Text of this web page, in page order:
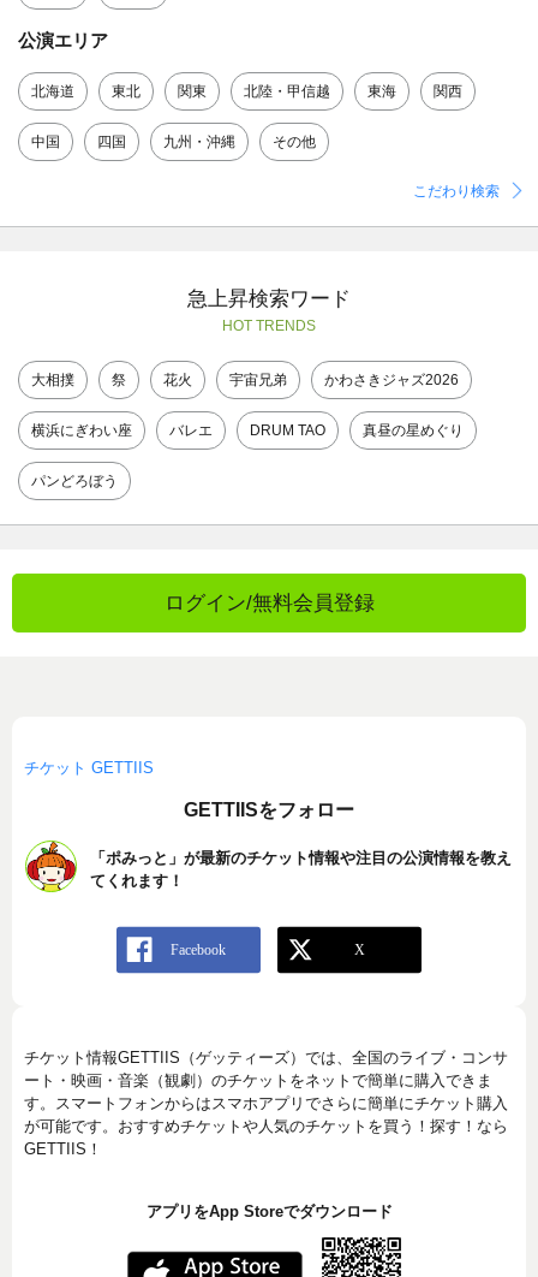
公演エリア
北海道 東北 関東 北陸・甲信越 東海 関西
中国 四国 九州・沖縄 その他
こだわり検索
急上昇検索ワード
HOT TRENDS
大相撲 祭 花火 宇宙兄弟 かわさきジャズ2026
横浜にぎわい座 バレエ DRUM TAO 真昼の星めぐり
パンどろぼう
ログイン/無料会員登録
チケット GETTIIS
GETTIISをフォロー
「ポみっと」が最新のチケット情報や注目の公演情報を教え
てくれます！
チケット情報GETTIIS（ゲッティーズ）では、全国のライブ・コンサ
ート・映画・音楽（観劇）のチケットをネットで簡単に購入できま
す。スマートフォンからはスマホアプリでさらに簡単にチケット購入
が可能です。おすすめチケットや人気のチケットを買う！探す！なら
GETTIIS！
アプリをApp Storeでダウンロード